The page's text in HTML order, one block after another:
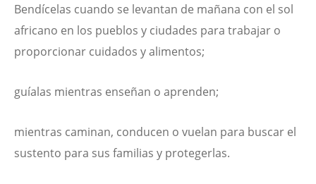
Bendícelas cuando se levantan de mañana con el sol
africano en los pueblos y ciudades para trabajar o
proporcionar cuidados y alimentos;
guíalas mientras enseñan o aprenden;
mientras caminan, conducen o vuelan para buscar el
sustento para sus familias y protegerlas.